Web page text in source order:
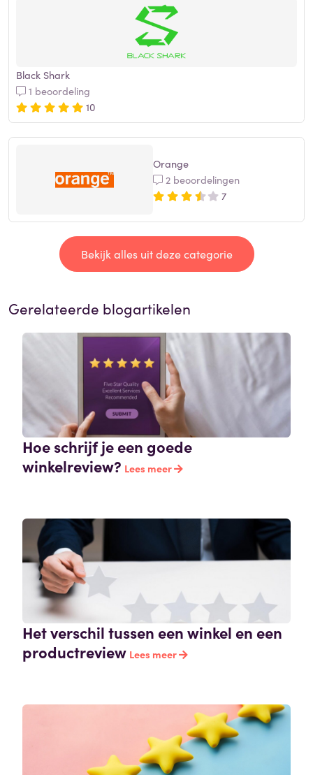
Black Shark
1 beoordeling
10
Orange
2 beoordelingen
7
Bekijk alles uit deze categorie
Gerelateerde blogartikelen
Hoe schrijf je een goede
winkelreview? Lees meer
Het verschil tussen een winkel en een
productreview Lees meer